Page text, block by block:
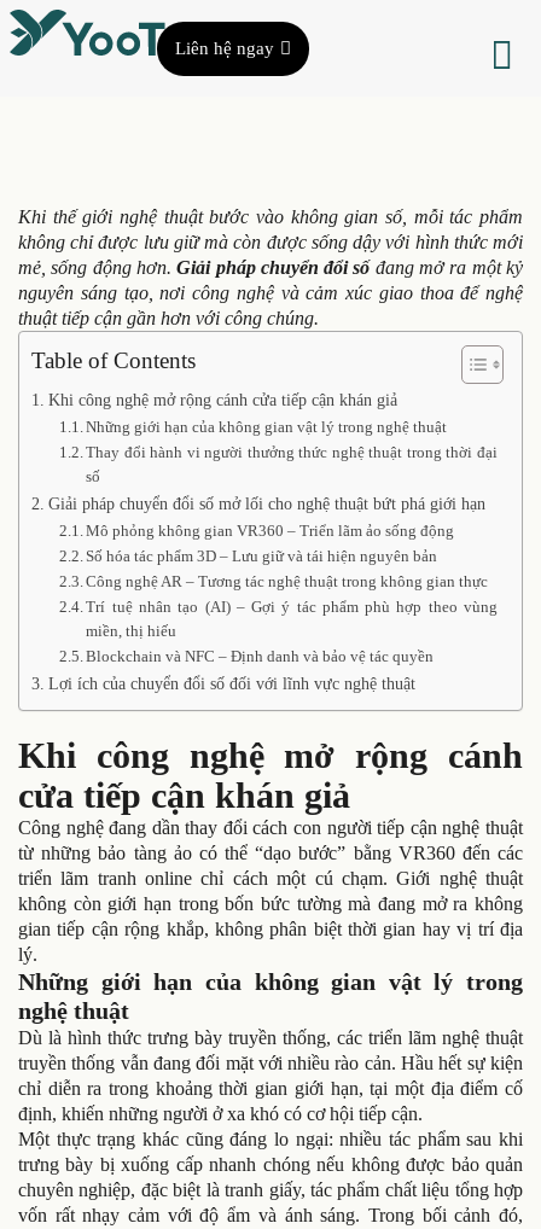
Liên hệ ngay
Khi thế giới nghệ thuật bước vào không gian số, mỗi tác phẩm
không chỉ được lưu giữ mà còn được sống dậy với hình thức mới
mẻ, sống động hơn.Giải pháp chuyển đổi sốđang mở ra một kỷ
nguyên sáng tạo, nơi công nghệ và cảm xúc giao thoa để nghệ
thuật tiếp cận gần hơn với công chúng.
Table of Contents
Khi công nghệ mở rộng cánh cửa tiếp cận khán giả
Những giới hạn của không gian vật lý trong nghệ thuật
Thay đổi hành vi người thưởng thức nghệ thuật trong thời đại
số
Giải pháp chuyển đổi số mở lối cho nghệ thuật bứt phá giới hạn
Mô phỏng không gian VR360 – Triển lãm ảo sống động
Số hóa tác phẩm 3D – Lưu giữ và tái hiện nguyên bản
Công nghệ AR – Tương tác nghệ thuật trong không gian thực
Trí tuệ nhân tạo (AI) – Gợi ý tác phẩm phù hợp theo vùng
miền, thị hiếu
Blockchain và NFC – Định danh và bảo vệ tác quyền
Lợi ích của chuyển đổi số đối với lĩnh vực nghệ thuật
Khi công nghệ mở rộng cánh
cửa tiếp cận khán giả
Công nghệ đang dần thay đổi cách con người tiếp cận nghệ thuật
từ những bảo tàng ảo có thể “dạo bước” bằng VR360 đến các
triển lãm tranh online chỉ cách một cú chạm. Giới nghệ thuật
không còn giới hạn trong bốn bức tường mà đang mở ra không
gian tiếp cận rộng khắp, không phân biệt thời gian hay vị trí địa
lý.
Những giới hạn của không gian vật lý trong
nghệ thuật
Dù là hình thức trưng bày truyền thống, các triển lãm nghệ thuật
truyền thống vẫn đang đối mặt với nhiều rào cản. Hầu hết sự kiện
chỉ diễn ra trong khoảng thời gian giới hạn, tại một địa điểm cố
định, khiến những người ở xa khó có cơ hội tiếp cận.
Một thực trạng khác cũng đáng lo ngại: nhiều tác phẩm sau khi
trưng bày bị xuống cấp nhanh chóng nếu không được bảo quản
chuyên nghiệp, đặc biệt là tranh giấy, tác phẩm chất liệu tổng hợp
vốn rất nhạy cảm với độ ẩm và ánh sáng. Trong bối cảnh đó,